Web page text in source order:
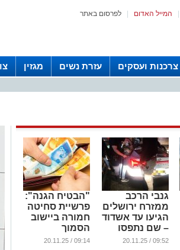
לפרסום באתר המייל האדום
צרכנות ועסקים עזרת נשים מגזין
גנבי הרכב
ממזרח ירושלים
הגיעו עד אשדוד
– שם נתפסו
...
09:52 / 20.11.25
"הבטיח הגנה":
פרשיית סחיטה
חמורה ביישוב
הסמוך
לירושלים
09:14 / 20.11.25